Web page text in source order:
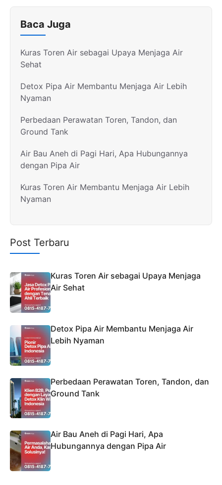
Baca Juga
Kuras Toren Air sebagai Upaya Menjaga Air
Sehat
Detox Pipa Air Membantu Menjaga Air Lebih
Nyaman
Perbedaan Perawatan Toren, Tandon, dan
Ground Tank
Air Bau Aneh di Pagi Hari, Apa Hubungannya
dengan Pipa Air
Kuras Toren Air Membantu Menjaga Air Lebih
Nyaman
Post Terbaru
Kuras Toren Air sebagai Upaya Menjaga
Air Sehat
Detox Pipa Air Membantu Menjaga Air
Lebih Nyaman
Perbedaan Perawatan Toren, Tandon, dan
Ground Tank
Air Bau Aneh di Pagi Hari, Apa
Hubungannya dengan Pipa Air